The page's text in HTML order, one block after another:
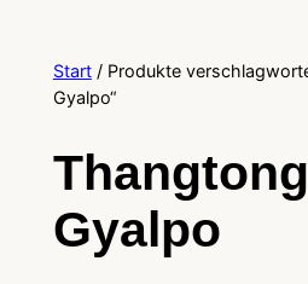
Start/ Produkte
Gyalpo“
Thangtong
Gyalpo